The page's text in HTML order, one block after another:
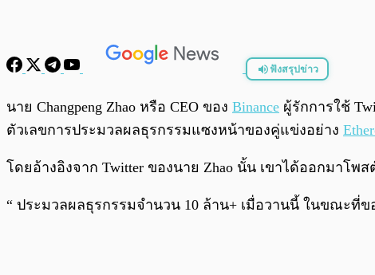
ฟังสรุปข่าว
นาย Changpeng Zhao หรือ CEO ของ Binance ผู้รักการใช้
ตัวเลขการประมวลผลธุรกรรมแซงหน้าของคู่แข่งอย่าง
โดยอ้างอิงจาก Twitter ของนาย Zhao นั้น เขาได้ออกมาโพส
“ ประมวลผลธุรกรรมจำนวน 10 ล้าน+ เมื่อวานนี้ ในขณะที่ข